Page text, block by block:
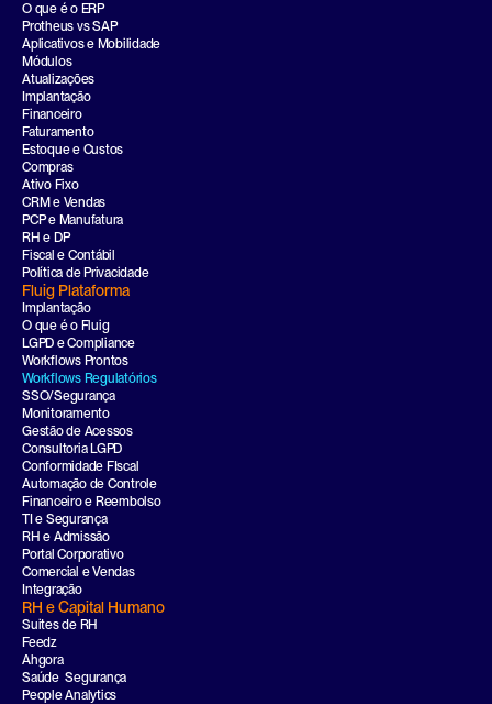
O que é o ERP
Protheus vs SAP
Aplicativos e Mobilidade
Módulos
Atualizações
Implantação
Financeiro
Faturamento
Estoque e Custos
Compras
Ativo Fixo
CRM e Vendas
PCP e Manufatura
RH e DP
Fiscal e Contábil
Política de Privacidade
Fluig Plataforma
Implantação
O que é o Fluig
LGPD e Compliance
Workflows Prontos
Workflows Regulatórios
SSO/Segurança
Monitoramento
Gestão de Acessos
Consultoria LGPD
Conformidade FIscal
Automação de Controle
Financeiro e Reembolso
TI e Segurança
RH e Admissão
Portal Corporativo
Comercial e Vendas
Integração
RH e Capital Humano
Suites de RH
Feedz
Ahgora
Saúde  Segurança
People Analytics